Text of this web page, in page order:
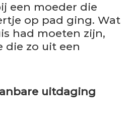
een moeder die
op pad ging. Wat
had moeten zijn,
die zo uit een
uitdaging